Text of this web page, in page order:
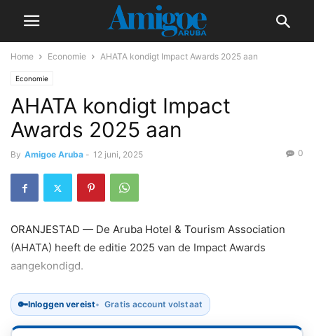
Home Economie AHATA kondigt Impact Awards 2025 aan
Economie
AHATA kondigt Impact
Awards 2025 aan
By Amigoe Aruba - 12 juni, 2025 0
ORANJESTAD — De Aruba Hotel & Tourism Association
(AHATA) heeft de editie 2025 van de Impact Awards
aangekondigd.
🔑Inloggen vereist Gratis account volstaat